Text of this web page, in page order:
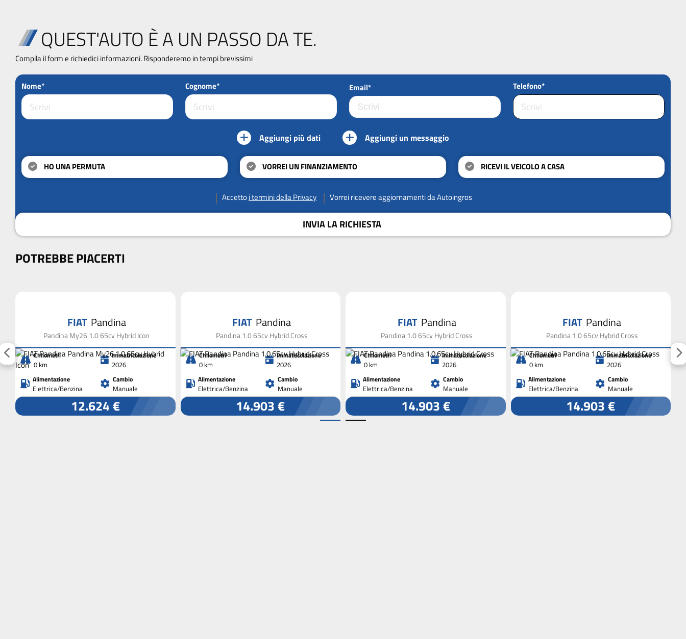
QUEST'AUTO È A UN PASSO DA TE.
Compila il form e richiedici informazioni. Risponderemo in tempi brevissimi
Nome* Cognome* Email* Telefono*
Aggiungi più dati Aggiungi un messaggio
HO UNA PERMUTA VORREI UN FINANZIAMENTO RICEVI IL VEICOLO A CASA
Accettoi termini della Privacy Vorrei ricevere aggiornamenti da Autoingros
INVIA LA RICHIESTA
POTREBBE PIACERTI
FIAT Pandina
Pandina My26 1.0 65cv Hybrid Icon
Chilometri
0 km
Immatricolazione
2026
Alimentazione
Elettrica/Benzina
Cambio
Manuale
12.624 €
FIAT Pandina
Pandina 1.0 65cv Hybrid Cross
Chilometri
0 km
Immatricolazione
2026
Alimentazione
Elettrica/Benzina
Cambio
Manuale
14.903 €
FIAT Pandina
Pandina 1.0 65cv Hybrid Cross
Chilometri
0 km
Immatricolazione
2026
Alimentazione
Elettrica/Benzina
Cambio
Manuale
14.903 €
FIAT Pandina
Pandina 1.0 65cv Hybrid Cross
Chilometri
0 km
Immatricolazione
2026
Alimentazione
Elettrica/Benzina
Cambio
Manuale
14.903 €